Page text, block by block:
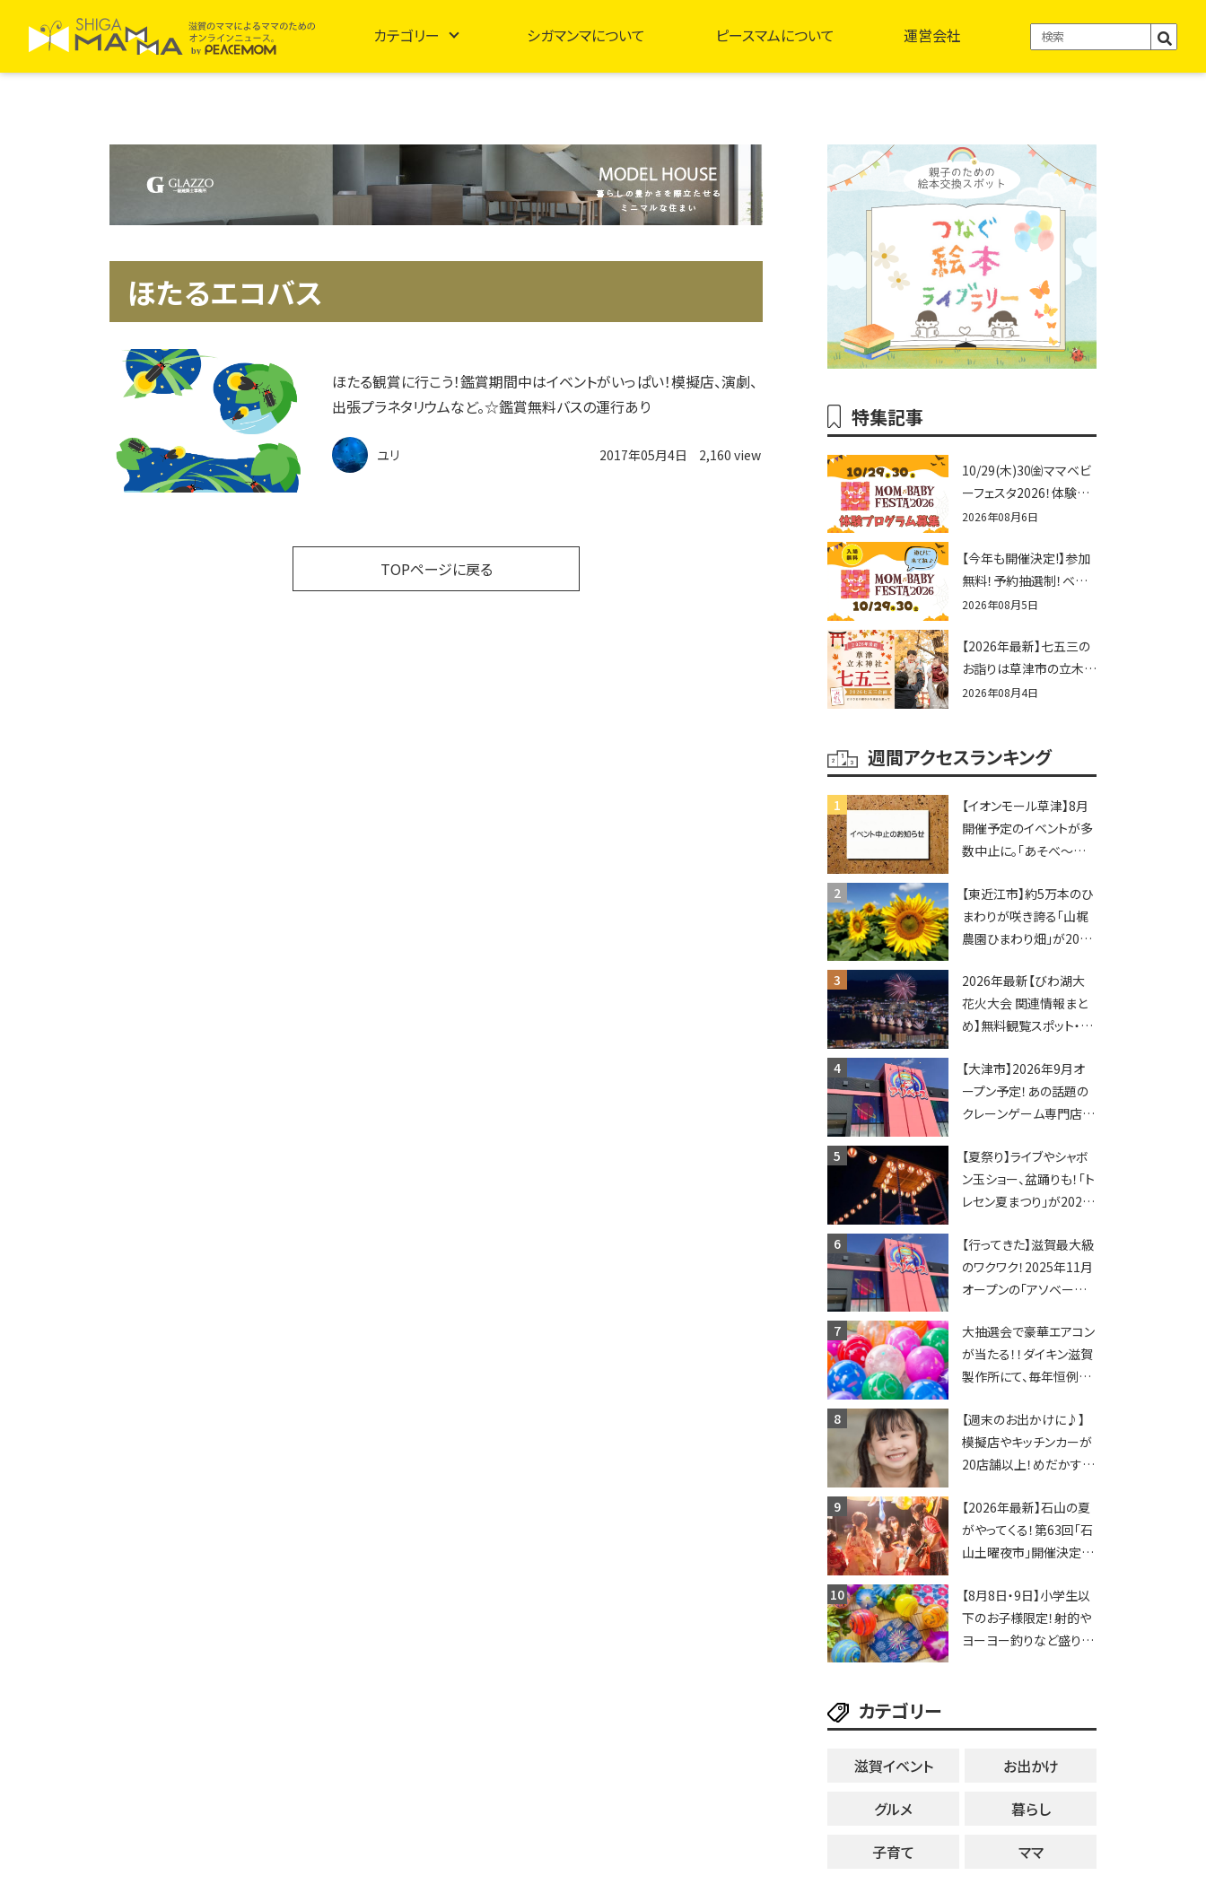
カテゴリー シガマンマについて ピースマムについて 運営会社
ほたるエコバス
ほたる観賞に行こう！鑑賞期間中はイベントがいっぱい！模擬店、演劇、
出張プラネタリウムなど。☆鑑賞無料バスの運行あり
ユリ 2017年05月4日 2,160 view
TOPページに戻る
特集記事
10/29(木)30㈮ママベビ
ーフェスタ2026！体験プ
ログラム募集♪赤ちゃん
せんか？
2026年08月6日
【今年も開催決定!】参加
無料！予約抽選制！ベビ
ーファミリー必見☆入場
ママベビーフェスタ
2026！親子で楽しもう
♪inピエリ守山
2026年08月5日
【2026年最新】七五三の
お詣りは草津市の立木神
社へ♪七五三お祝い企
2026年08月4日
週間アクセスランキング
【イオンモール草津】8月
開催予定のイベントが多
数中止に。「あそべ〜る
ショーなど
【東近江市】約5万本のひ
まわりが咲き誇る「山梶
農園ひまわり畑」が2026
ポットやキッチンカーも
登場！何度も入園できる
フリーパスも販売★
2026年最新【びわ湖大
花火大会 関連情報まと
め】無料観覧スポット・同
ップ・交通規制に近隣施
設の駐車場情報なども
要チェック★
【大津市】2026年9月オ
ープン予定！あの話題の
クレーンゲーム専門店
ってくる！豊郷店に続く滋
賀2店舗目★
【夏祭り】ライブやシャボ
ン玉ショー、盆踊りも！「ト
レセン夏まつり」が2026
【行ってきた】滋賀最大級
のワクワク！2025年11月
オープンの「アソベース
レーンゲームで青果や日
用品までゲットできる新
スポット！
大抽選会で豪華エアコン
が当たる！！ダイキン滋賀
製作所にて、毎年恒例
日】
【週末のお出かけに♪】
模擬店やキッチンカーが
20店舗以上！めだかすく
ソングライターによるライ
ブなど。【和邇ふれあい夏
祭り】
【2026年最新】石山の夏
がやってくる！第63回「石
山土曜夜市」開催決定！
ージが勢揃い【7月18日・
25日・8月1日】大津市
【8月8日・9日】小学生以
下のお子様限定！射的や
ヨーヨー釣りなど盛りだ
カテゴリー
滋賀イベント
お出かけ
グルメ
暮らし
子育て
ママ